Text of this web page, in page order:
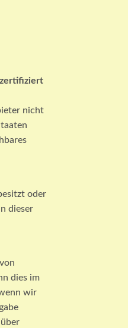
nicht
oder
dieser
dies im
wir